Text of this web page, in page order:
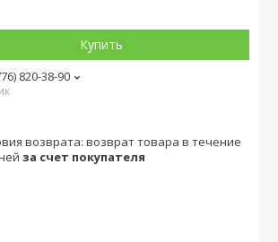
Купить
820-38-90
возврат товара в течение
за счет покупателя